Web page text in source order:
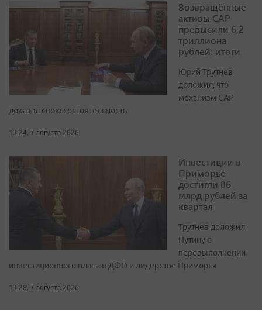
Возвращённые
активы САР
превысили 6,2
триллиона
рублей: итоги
Юрий Трутнев
доложил, что
механизм САР
доказал свою состоятельность
13:24, 7 августа 2026
Инвестиции в
Приморье
достигли 86
млрд рублей за
квартал
Трутнев доложил
Путину о
перевыполнении
инвестиционного плана в ДФО и лидерстве Приморья
13:28, 7 августа 2026